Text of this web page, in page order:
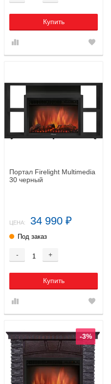
Купить
Портал Firelight Multimedia
30 черный
ЦЕНА: 34 990 ₽
Под заказ
- +
Купить
-3%